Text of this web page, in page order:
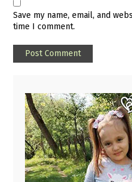
Save my name, email, and
time I comment.